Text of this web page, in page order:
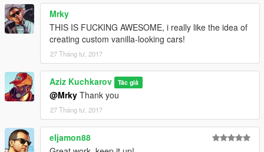
Mrky
THIS IS FUCKING AWESOME, i really like the idea of
creating custom vanilla-looking cars!
27 Tháng tư, 2017
Aziz Kuchkarov Tác giả
@Mrky Thank you
27 Tháng tư, 2017
eljamon88